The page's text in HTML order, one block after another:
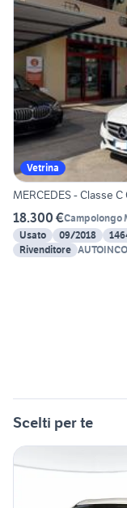
Vetrina
MERCEDES - Classe
18.300 €Campolongo
Usato
09/2018
Rivenditore
Scelti per te